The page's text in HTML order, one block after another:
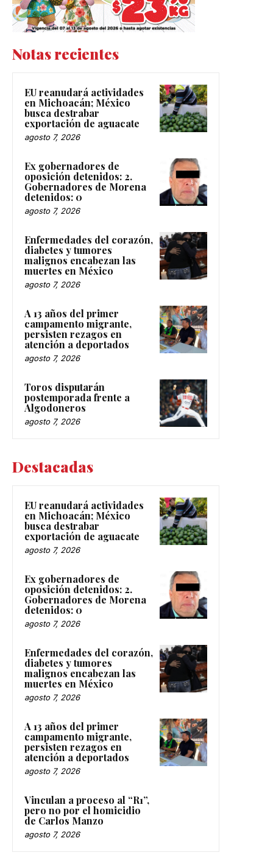
Notas recientes
EU reanudará actividades
en Michoacán; México
busca destrabar
exportación de aguacate
agosto 7, 2026
Ex gobernadores de
oposición detenidos: 2.
Gobernadores de Morena
detenidos: 0
agosto 7, 2026
Enfermedades del corazón,
diabetes y tumores
malignos encabezan las
muertes en México
agosto 7, 2026
A 13 años del primer
campamento migrante,
persisten rezagos en
atención a deportados
agosto 7, 2026
Toros disputarán
postemporada frente a
Algodoneros
agosto 7, 2026
Destacadas
EU reanudará actividades
en Michoacán; México
busca destrabar
exportación de aguacate
agosto 7, 2026
Ex gobernadores de
oposición detenidos: 2.
Gobernadores de Morena
detenidos: 0
agosto 7, 2026
Enfermedades del corazón,
diabetes y tumores
malignos encabezan las
muertes en México
agosto 7, 2026
A 13 años del primer
campamento migrante,
persisten rezagos en
atención a deportados
agosto 7, 2026
Vinculan a proceso al “R1”,
pero no por el homicidio
de Carlos Manzo
agosto 7, 2026